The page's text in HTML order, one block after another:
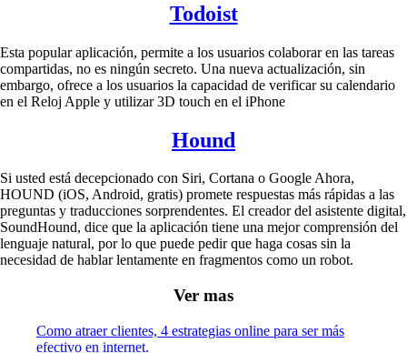
Todoist
Esta popular aplicación, permite a los usuarios colaborar en las tareas
compartidas, no es ningún secreto. Una nueva actualización, sin
embargo, ofrece a los usuarios la capacidad de verificar su calendario
en el Reloj Apple y utilizar 3D touch en el iPhone
Hound
Si usted está decepcionado con Siri, Cortana o Google Ahora,
HOUND (iOS, Android, gratis) promete respuestas más rápidas a las
preguntas y traducciones sorprendentes. El creador del asistente digital,
SoundHound, dice que la aplicación tiene una mejor comprensión del
lenguaje natural, por lo que puede pedir que haga cosas sin la
necesidad de hablar lentamente en fragmentos como un robot.
Ver mas
Como atraer clientes, 4 estrategias online para ser más
efectivo en internet.